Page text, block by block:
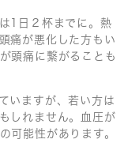
1日２杯までに。熱
痛が悪化した方もい
頭痛に繋がることも
いますが、若い方は
しれません。血圧が
可能性があります。